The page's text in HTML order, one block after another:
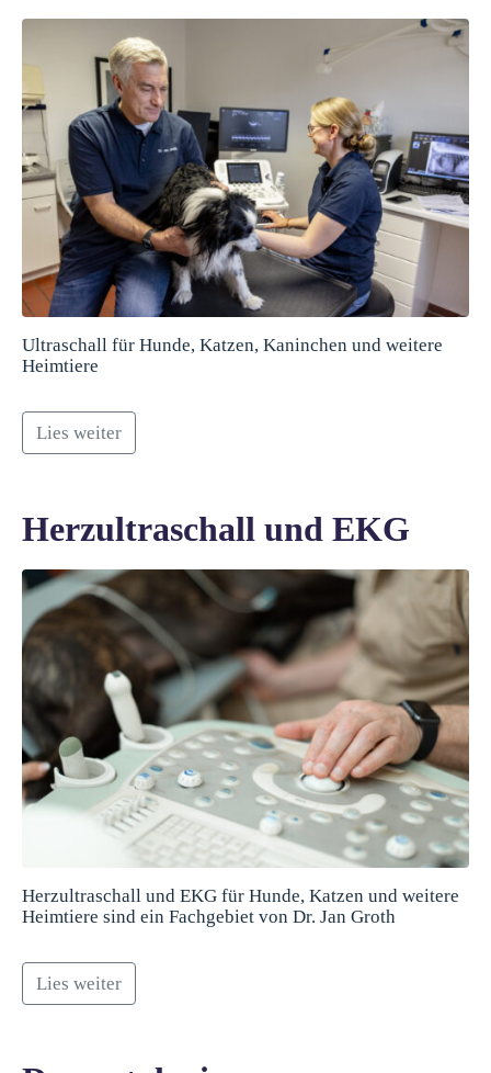
Ultraschall für Hunde, Katzen, Kaninchen und weitere
Heimtiere
Lies weiter
Herzultraschall und EKG
Herzultraschall und EKG für Hunde, Katzen und weitere
Heimtiere sind ein Fachgebiet von Dr. Jan Groth
Lies weiter